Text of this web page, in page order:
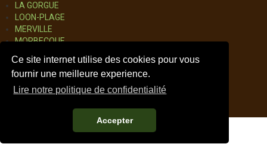
Ce site internet utilise des cookies pour vous
fournir une meilleure experience.
Lire notre politique de confidentialité
Accepter
LA GORGUE
LOON-PLAGE
MERVILLE
MORBECQUE
WATTEN
WORMHOUT
TOUT EN IMAGE Création de Site internet à Seclin